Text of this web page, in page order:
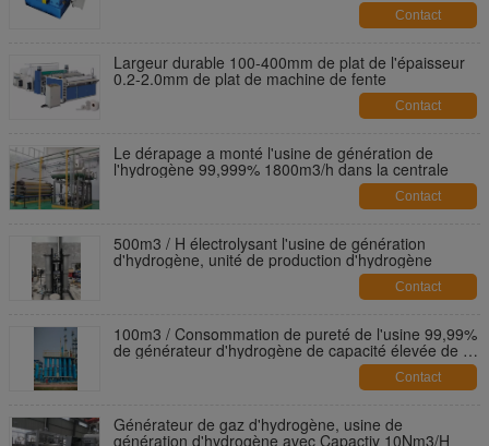
Contact
Largeur durable 100-400mm de plat de l'épaisseur
0.2-2.0mm de plat de machine de fente
Contact
Le dérapage a monté l'usine de génération de
l'hydrogène 99,999% 1800m3/h dans la centrale
Contact
500m3 / H électrolysant l'usine de génération
d'hydrogène, unité de production d'hydrogène
Contact
100m3 / Consommation de pureté de l'usine 99,99%
de générateur d'hydrogène de capacité élevée de H
Contact
Générateur de gaz d'hydrogène, usine de
génération d'hydrogène avec Capactiy 10Nm3/H